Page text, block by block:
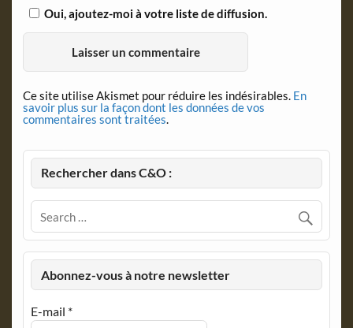
Oui, ajoutez-moi à votre liste de diffusion.
Ce site utilise Akismet pour réduire les indésirables. En
savoir plus sur la façon dont les données de vos
commentaires sont traitées.
Rechercher dans C&O :
Abonnez-vous à notre newsletter
E-mail *